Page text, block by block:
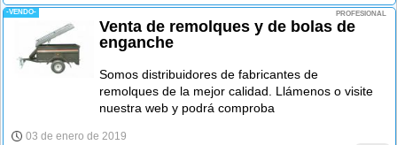
-VENDO- PROFESIONAL
Venta de remolques y de bolas de
enganche
Somos distribuidores de fabricantes de
remolques de la mejor calidad. Llámenos o visite
nuestra web y podrá comproba
03 de enero de 2019